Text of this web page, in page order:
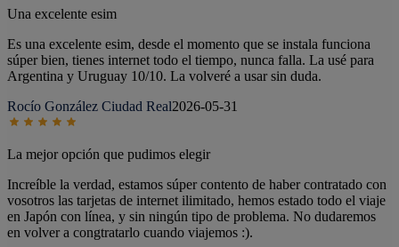
Una excelente esim
Es una excelente esim, desde el momento que se instala funciona
súper bien, tienes internet todo el tiempo, nunca falla. La usé para
Argentina y Uruguay 10/10. La volveré a usar sin duda.
Rocío González Ciudad Real2026-05-31
La mejor opción que pudimos elegir
Increíble la verdad, estamos súper contento de haber contratado con
vosotros las tarjetas de internet ilimitado, hemos estado todo el viaje
en Japón con línea, y sin ningún tipo de problema. No dudaremos
en volver a congtratarlo cuando viajemos :).